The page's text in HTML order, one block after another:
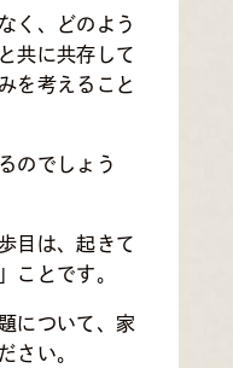
く、どのよう
共に共存して
を考えること
のでしょう
目は、起きて
ことです。
について、家
さい。